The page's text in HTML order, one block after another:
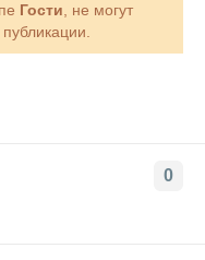
Гости , не могут
0